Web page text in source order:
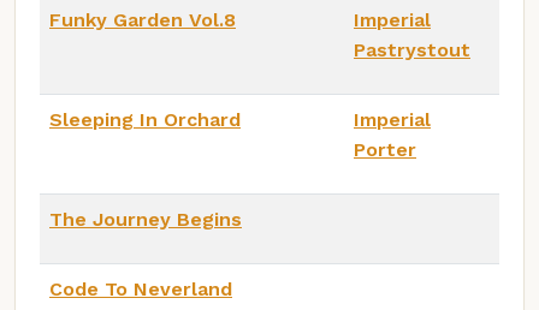
Funky Garden Vol.8
Imperial
Pastrystout
Sleeping In Orchard
Imperial
Porter
The Journey Begins
Code To Neverland